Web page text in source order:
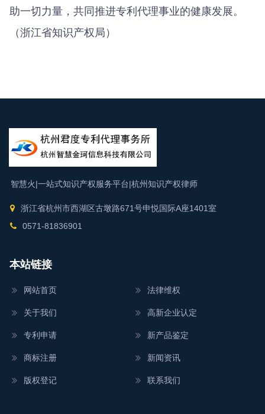
助一切力量，共同推进专利代理事业的健康发展。
（浙江省知识产权局）
智慧火|一站式知识产权服务平台|杭州知识产权律师
浙江省杭州市西湖区古墩路671号申悦国际A座1401室
0571-81836901
本站链接
网站首页
关于我们
专利申请
商标注册
版权登记
法律维权
高新企业认定
新产品鉴定
新闻资讯
联系我们